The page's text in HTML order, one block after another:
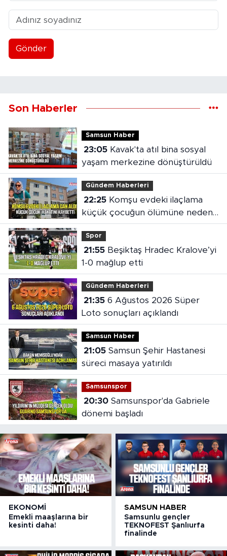
Gönder
Son Haberler
Samsun Haber
23:05Kavak'ta atıl bina sosyal
yaşam merkezine dönüştürüldü
Gündem Haberleri
22:25Komşu evdeki ilaçlama
küçük çocuğun ölümüne neden
oldu
Spor
21:55Beşiktaş Hradec Kralove’yi
1-0 mağlup etti
Gündem Haberleri
21:356 Ağustos 2026 Süper
Loto sonuçları açıklandı
Samsun Haber
21:05Samsun Şehir Hastanesi
süreci masaya yatırıldı
Samsunspor
20:30Samsunspor'da Gabriele
dönemi başladı
EKONOMI
Emekli maaşlarına bir
kesinti daha!
SAMSUN HABER
Samsunlu gençler
TEKNOFEST Şanlıurfa
finalinde